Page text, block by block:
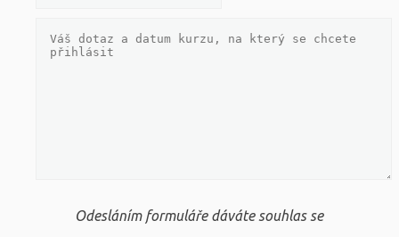
Odesláním formuláře dáváte souhlas se